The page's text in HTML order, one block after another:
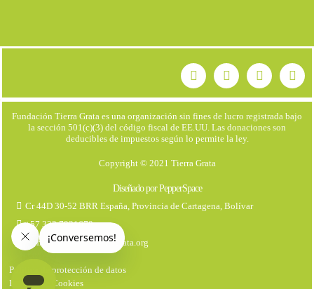
Fundación Tierra Grata es una organización sin fines de lucro registrada bajo
la sección 501(c)(3) del código fiscal de EE.UU. Las donaciones son
deducibles de impuestos según lo permite la ley.
Copyright © 2021 Tierra Grata
Diseñado por PepperSpace
Cr 44D 30-52 BRR España, Provincia de Cartagena, Bolívar
+57 323 7931670
comunicaciones@tierragrata.org
Política de protección de datos
Politica de Cookies